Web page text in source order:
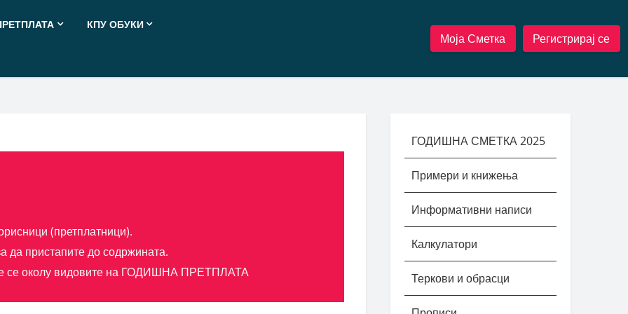
КПУ ОБУКИ
Моја Сметка Регистрирај се
(претплатници).
да пристапите до содржината.
се околу видовите на ГОДИШНА ПРЕТПЛАТА
ГОДИШНА СМЕТКА 2025
Примери и книжења
Информативни написи
Калкулатори
Теркови и обрасци